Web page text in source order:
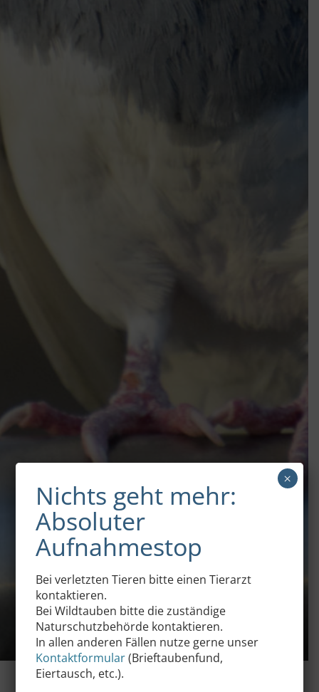
Nichts geht mehr:
Absoluter
Aufnahmestop
Bei verletzten Tieren bitte einen Tierarzt
kontaktieren.
Bei Wildtauben bitte die zuständige
Naturschutzbehörde kontaktieren.
In allen anderen Fällen nutze gerne unser
Kontaktformular(Brieftaubenfund,
Eiertausch, etc.).
×